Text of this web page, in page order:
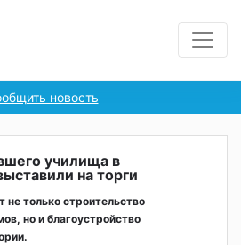
новость
училища в
на торги
не только строительство
но и благоустройство